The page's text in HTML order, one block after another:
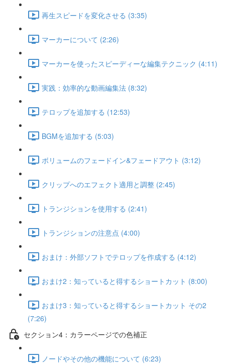
再生スピードを変化させる (3:35)
マーカーについて (2:26)
マーカーを使ったスピーディーな編集テクニック (4:11)
実践：効率的な動画編集法 (8:32)
テロップを追加する (12:53)
BGMを追加する (5:03)
ボリュームのフェードイン&フェードアウト (3:12)
クリップへのエフェクト適用と調整 (2:45)
トランジションを使用する (2:41)
トランジションの注意点 (4:00)
おまけ：外部ソフトでテロップを作成する (4:12)
おまけ2：知っていると得するショートカット (8:00)
おまけ3：知っていると得するショートカット その2
(7:26)
セクション4：カラーページでの色補正
ノードやその他の機能について (6:23)